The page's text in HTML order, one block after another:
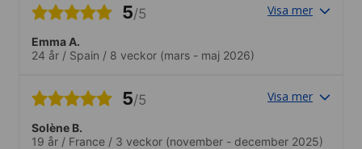
Bahn. Ich fand es super, dass man mit
unterschiedlichen Ländern Unterricht
hatte. So konnte man direkt die
und wurde auch gezwungen (im positiven
Sinne) englisch zu sprechen. So konnte
man das verlernte optimal umsetzen.
5/5 Visa mer
Emma A.
24 år / Spain / 8 veckor (mars - maj 2026)
5/5 Visa mer
Solène B.
19 år / France / 3 veckor (november - december 2025)